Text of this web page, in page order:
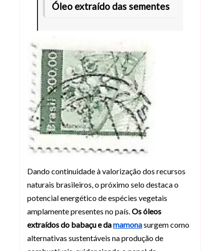
Óleo extraído das sementes
Dando continuidade à valorização dos recursos
naturais brasileiros, o próximo selo destaca o
potencial energético de espécies vegetais
amplamente presentes no país. Os óleos
extraídos do babaçu e damamonasurgem como
alternativas sustentáveis na produção de